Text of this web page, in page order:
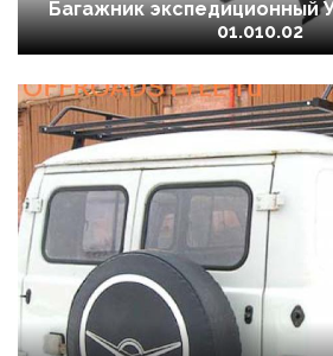
Багажник экспедиционный
01.010.02